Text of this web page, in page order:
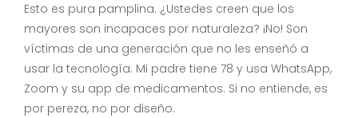
Esto es pura pamplina. ¿Ustedes creen que los
mayores son incapaces por naturaleza? ¡No! Son
víctimas de una generación que no les enseñó a
usar la tecnología. Mi padre tiene 78 y usa WhatsApp,
Zoom y su app de medicamentos. Si no entiende, es
por pereza, no por diseño.